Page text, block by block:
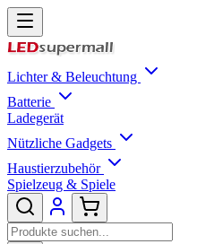
Lichter & Beleuchtung
Batterie
Ladegerät
Nützliche Gadgets
Haustierzubehör
Spielzeug & Spiele